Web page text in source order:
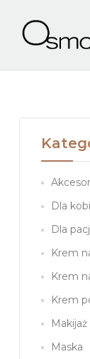
Dla
Dla
Krem
Krem
Krem
Maska